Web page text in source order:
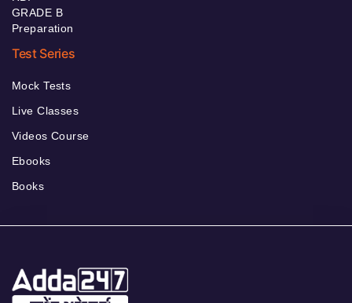
GRADE B
Preparation
Test Series
Mock Tests
Live Classes
Videos Course
Ebooks
Books